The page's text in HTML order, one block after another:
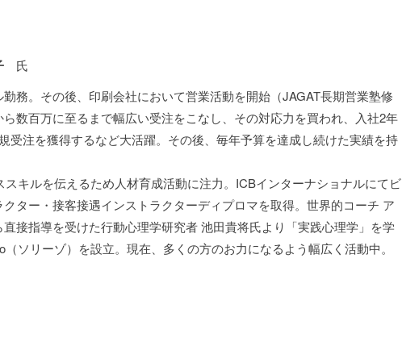
氏
務。その後、印刷会社において営業活動を開始（JAGAT長期営業塾修
数百万に至るまで幅広い受注をこなし、その対応力を買われ、入社2年
受注を獲得するなど大活躍。その後、毎年予算を達成し続けた実績を持
スキルを伝えるため人材育成活動に注力。ICBインターナショナルにてビ
ター・接客接遇インストラクターディプロマを取得。世界的コーチ ア
接指導を受けた行動心理学研究者 池田貴将氏より「実践心理学」を学
ソリーゾ）を設立。現在、多くの方のお力になるよう幅広く活動中。